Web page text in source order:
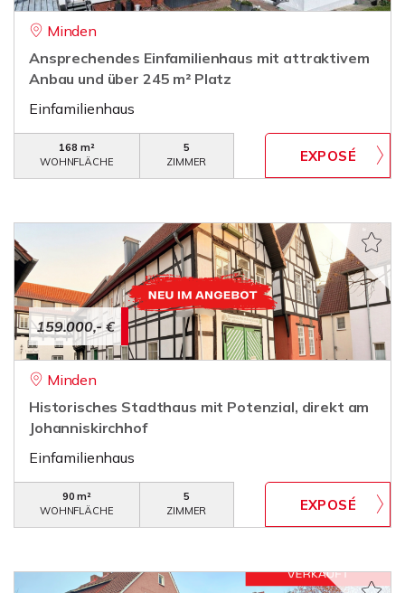
Minden
Ansprechendes Einfamilienhaus mit attraktivem
Anbau und über 245 m² Platz
Einfamilienhaus
168 m²
WOHNFLÄCHE
5
ZIMMER
159.000,- €
Minden
Historisches Stadthaus mit Potenzial, direkt am
Johanniskirchhof
Einfamilienhaus
90 m²
WOHNFLÄCHE
5
ZIMMER